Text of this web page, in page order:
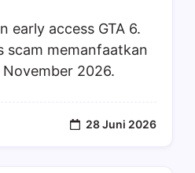
early access GTA 6.
scam memanfaatkan
2026.
28 Juni 2026